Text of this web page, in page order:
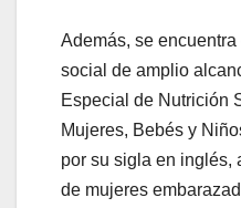
Además, se
social de amplio
Especial de Nutrición
Mujeres, Bebés y
por su sigla en inglés,
de mujeres